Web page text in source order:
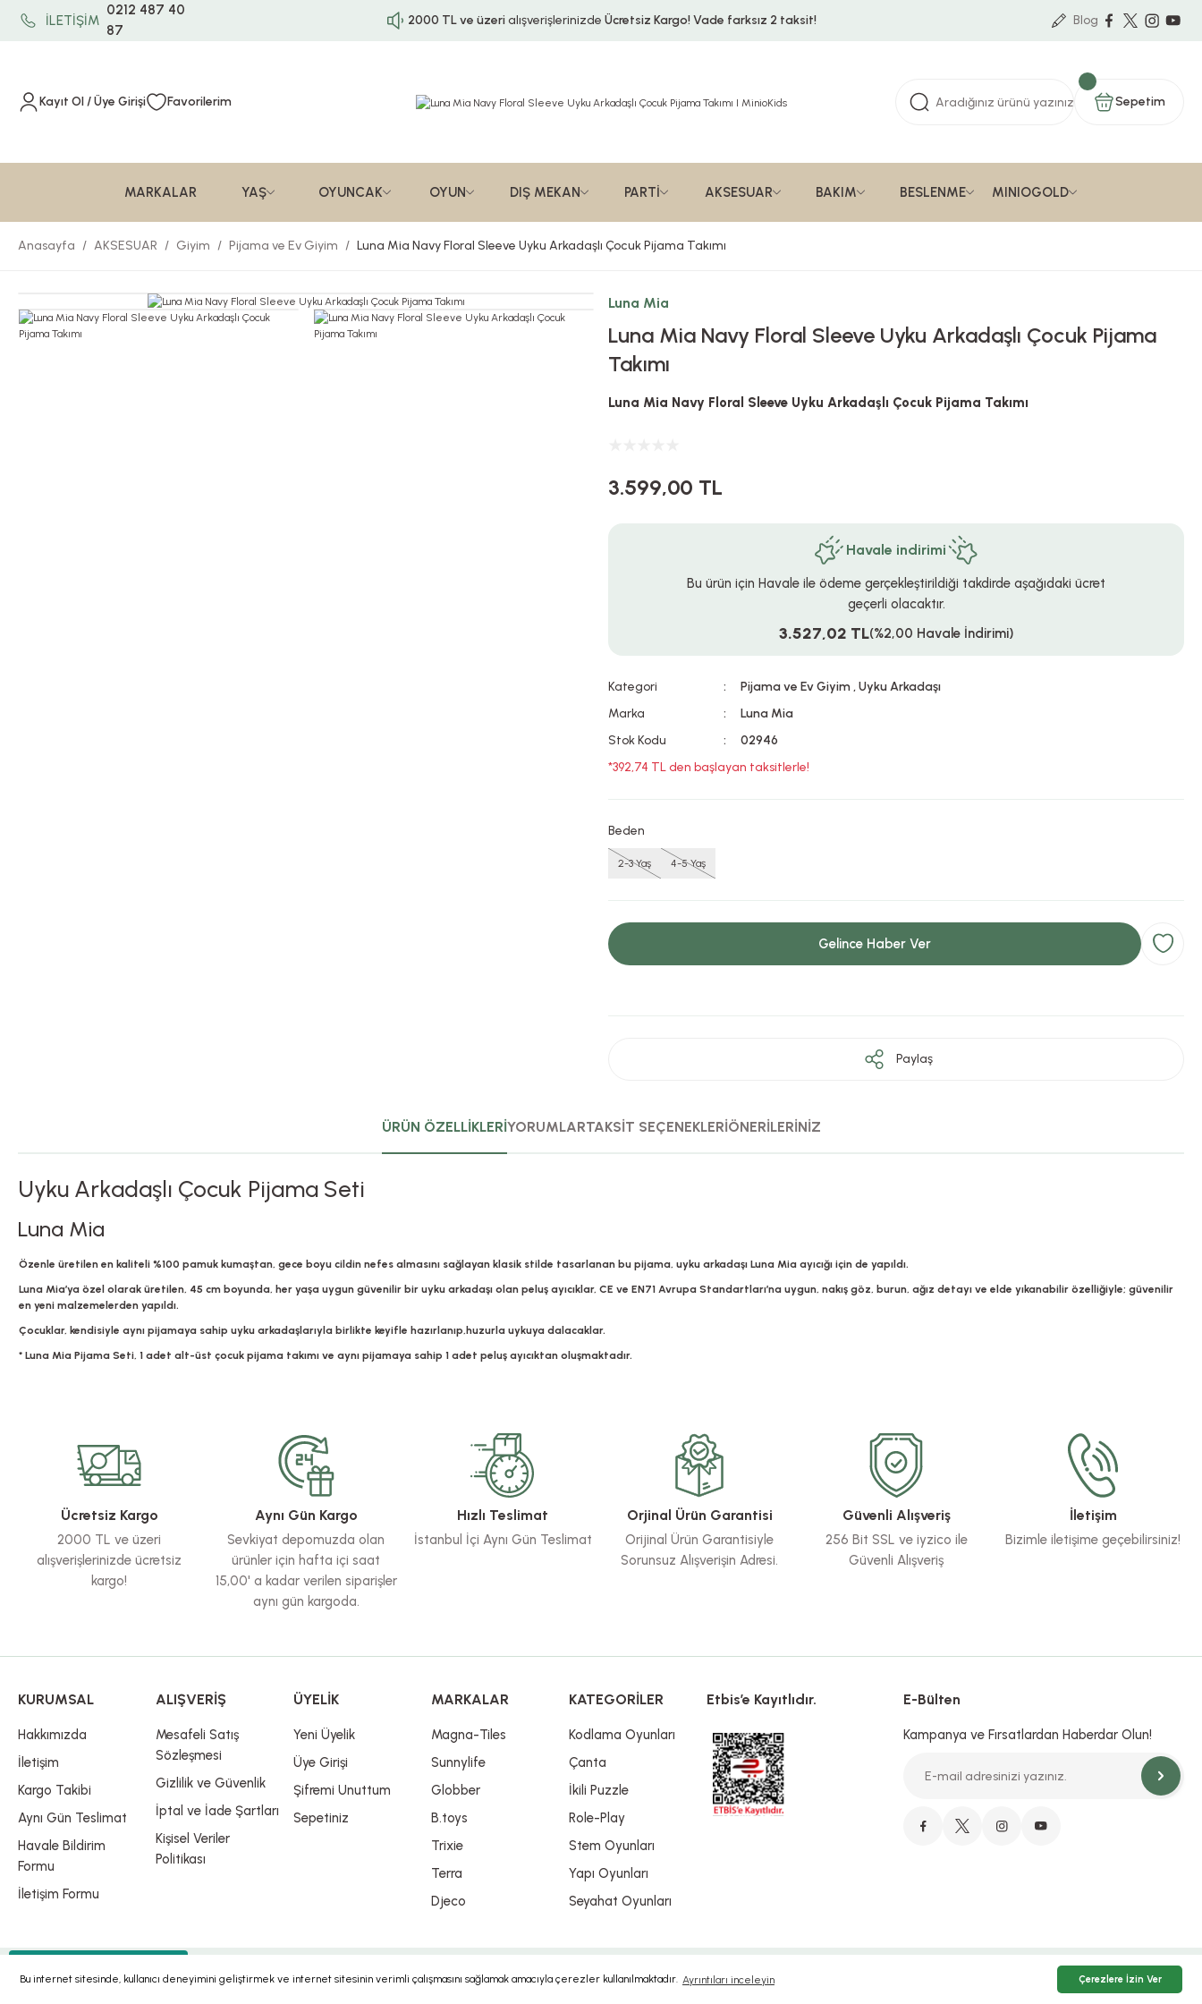
Bu internet sitesinde, kullanıcı deneyimini geliştirmek ve internet sitesinin verimli çalışmasını sağlamak amacıyla çerezler kullanılmaktadır. Ayrıntıları inceleyin Çerezlere İzin Ver
Whatsapp Destek
İLETİŞİM
0212 487 40
87
2000 TL ve üzerialışverişlerinizde Ücretsiz Kargo!Vade farksız 2 taksit! Blog
Kayıt Ol / Üye Girişi Favorilerim Sepetim
MARKALAR YAŞ OYUNCAK OYUN DIŞ MEKAN PARTİ AKSESUAR BAKIM BESLENME MINIOGOLD
Anasayfa AKSESUAR Giyim Pijama ve Ev Giyim Luna Mia Navy Floral Sleeve Uyku Arkadaşlı Çocuk Pijama Takımı
Luna Mia
Luna Mia Navy Floral Sleeve Uyku Arkadaşlı Çocuk Pijama
Takımı
Luna Mia Navy Floral Sleeve Uyku Arkadaşlı Çocuk Pijama Takımı
3.599,00 TL
Havale indirimi
Bu ürün için Havale ile ödeme gerçekleştirildiği takdirde aşağıdaki ücret
geçerli olacaktır.
3.527,02 TL(%2,00 Havale İndirimi)
Kategori Pijama ve Ev Giyim,Uyku Arkadaşı
Marka
Luna Mia
Stok Kodu
02946
*392,74 TL den başlayan taksitlerle!
Beden
2-3 Yaş 4-5 Yaş
Gelince Haber Ver
Paylaş
ÜRÜN ÖZELLİKLERİYORUMLARTAKSİT SEÇENEKLERİÖNERİLERİNİZ
Uyku Arkadaşlı Çocuk Pijama Seti
Luna Mia
Özenle üretilen en kaliteli %100 pamuk kumaştan, gece boyu cildin nefes almasını sağlayan klasik stilde tasarlanan bu pijama, uyku arkadaşı Luna Mia ayıcığı için de yapıldı.
Luna Mia’ya özel olarak üretilen, 45 cm boyunda, her yaşa uygun güvenilir bir uyku arkadaşı olan peluş ayıcıklar, CE ve EN71 Avrupa Standartları’na uygun, nakış göz, burun, ağız detayı ve elde yıkanabilir özelliğiyle; güvenilir
en yeni malzemelerden yapıldı.
Çocuklar, kendisiyle aynı pijamaya sahip uyku arkadaşlarıyla birlikte keyifle hazırlanıp,huzurla uykuya dalacaklar.
* Luna Mia Pijama Seti, 1 adet alt-üst çocuk pijama takımı ve aynı pijamaya sahip 1 adet peluş ayıcıktan oluşmaktadır.
Ürün resmi kalitesiz, bozuk veya görüntülenemiyor.
Ürün açıklamasında eksik bilgiler bulunuyor.
Ürün bilgilerinde hatalar bulunuyor.
Ürün fiyatı diğer sitelerden daha pahalı.
Bu ürüne benzer farklı alternatifler olmalı.
Ücretsiz Kargo
2000 TL ve üzeri
alışverişlerinizde ücretsiz
kargo!
Aynı Gün Kargo
Sevkiyat depomuzda olan
ürünler için hafta içi saat
15,00' a kadar verilen siparişler
aynı gün kargoda.
Hızlı Teslimat
İstanbul İçi Aynı Gün Teslimat
Orjinal Ürün Garantisi
Orijinal Ürün Garantisiyle
Sorunsuz Alışverişin Adresi.
Güvenli Alışveriş
256 Bit SSL ve iyzico ile
Güvenli Alışveriş
İletişim
Bizimle iletişime geçebilirsiniz!
KURUMSAL
Hakkımızda
İletişim
Kargo Takibi
Aynı Gün Teslimat
Havale Bildirim
Formu
İletişim Formu
ALIŞVERİŞ
Mesafeli Satış
Sözleşmesi
Gizlilik ve Güvenlik
İptal ve İade Şartları
Kişisel Veriler
Politikası
ÜYELİK
Yeni Üyelik
Üye Girişi
Şifremi Unuttum
Sepetiniz
MARKALAR
Magna-Tiles
Sunnylife
Globber
B.toys
Trixie
Terra
Djeco
KATEGORİLER
Kodlama Oyunları
Çanta
İkili Puzzle
Role-Play
Stem Oyunları
Yapı Oyunları
Seyahat Oyunları
Etbis’e Kayıtlıdır. E-Bülten
Kampanya ve Fırsatlardan Haberdar Olun!